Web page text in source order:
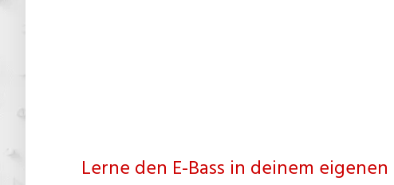
Lerne den E-Bass in deinem